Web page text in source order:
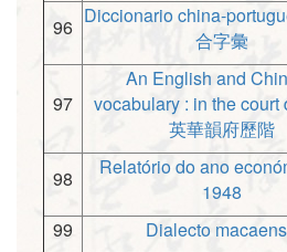
96 Diccionario china-
合字彙
97
An English and
vocabulary : in the court
英華韻府歷階
98
Relatório do ano
1948
99
Dialecto